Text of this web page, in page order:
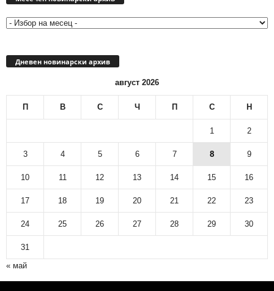
Дневен новинарски архив
август 2026
П В С Ч П С Н
1 2
3 4 5 6 7 8 9
10 11 12 13 14 15 16
17 18 19 20 21 22 23
24 25 26 27 28 29 30
31
« май